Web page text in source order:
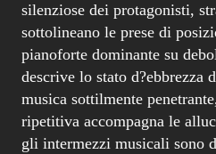
silenziose dei protagonisti,
sottolineano le prese di
pianoforte dominante su
descrive lo stato d?ebbrezza
musica sottilmente
ripetitiva accompagna le
gli intermezzi musicali sono